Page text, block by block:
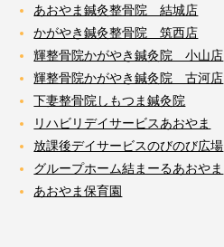
あおやま鍼灸整骨院 結城店
かがやき鍼灸整骨院 筑西店
輝整骨院かがやき鍼灸院 小山店
輝整骨院かがやき鍼灸院 古河店
下妻整骨院しもつま鍼灸院
リハビリデイサービスあおやま
放課後デイサービスのびのび広場
グループホーム結まーるあおやま
あおやま保育園